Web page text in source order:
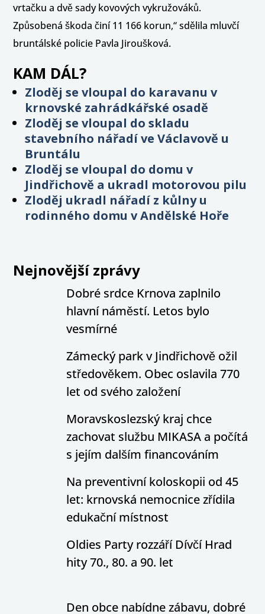
vrtačku a dvě sady kovových vykružováků.
Způsobená škoda činí 11 166 korun,“ sdělila mluvčí
bruntálské policie Pavla Jiroušková.
KAM DÁL?
Zloděj se vloupal do karavanu v
krnovské zahrádkářské osadě
Zloděj se vloupal do skladu
stavebního nářadí ve Václavově u
Bruntálu
Zloděj se vloupal do domu v
Jindřichově a ukradl motorovou pilu
Zloděj ukradl nářadí z kůlny u
rodinného domu v Andělské Hoře
Nejnovější zprávy
Dobré srdce Krnova zaplnilo
hlavní náměstí. Letos bylo
vesmírné
Zámecký park v Jindřichově ožil
středověkem. Obec oslavila 770
let od svého založení
Moravskoslezský kraj chce
zachovat službu MIKASA a počítá
s jejím dalším financováním
Na preventivní koloskopii od 45
let: krnovská nemocnice zřídila
edukační místnost
Oldies Party rozzáří Dívčí Hrad
hity 70., 80. a 90. let
Den obce nabídne zábavu, dobré